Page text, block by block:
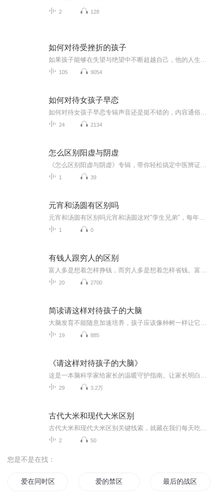
2 128
如何对待受挫折的孩子
105 9054
如何对待女孩子早恋
24 2134
怎么区别阳虚与阴虚
1 39
元宵和汤圆有区别吗
1 0
有钱人跟穷人的区别
20 2700
简读请这样对待孩子的大脑
19 885
《请这样对待孩子的大脑》
29 3.2万
古代大米和现代大米区别
2 50
您是不是在找：
爱在同时区 爱的禁区 最后的战区